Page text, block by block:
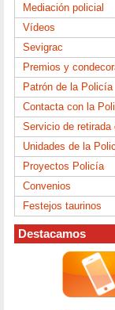
Mediación policial
Vídeos
Sevigrac
Premios y
Patrón de la Policía
Contacta con la
Servicio de retirada
Unidades de la
Proyectos Policía
Convenios
Festejos taurinos
Destacamos